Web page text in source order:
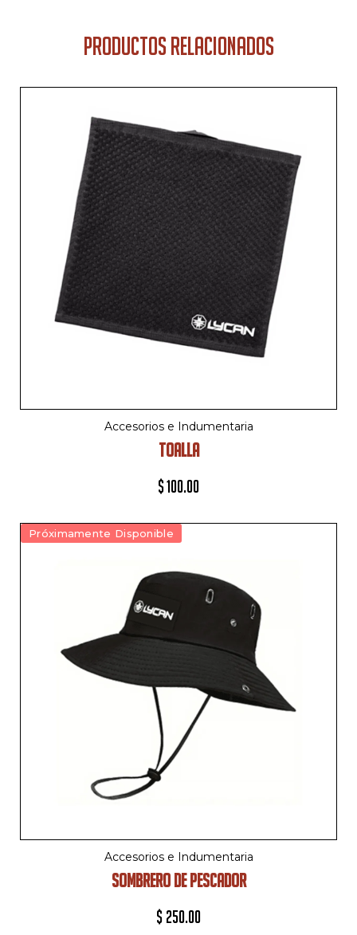
PRODUCTOS RELACIONADOS
Accesorios e Indumentaria
TOALLA
$100.00
Próximamente Disponible
Accesorios e Indumentaria
SOMBRERO DE PESCADOR
$ 250.00